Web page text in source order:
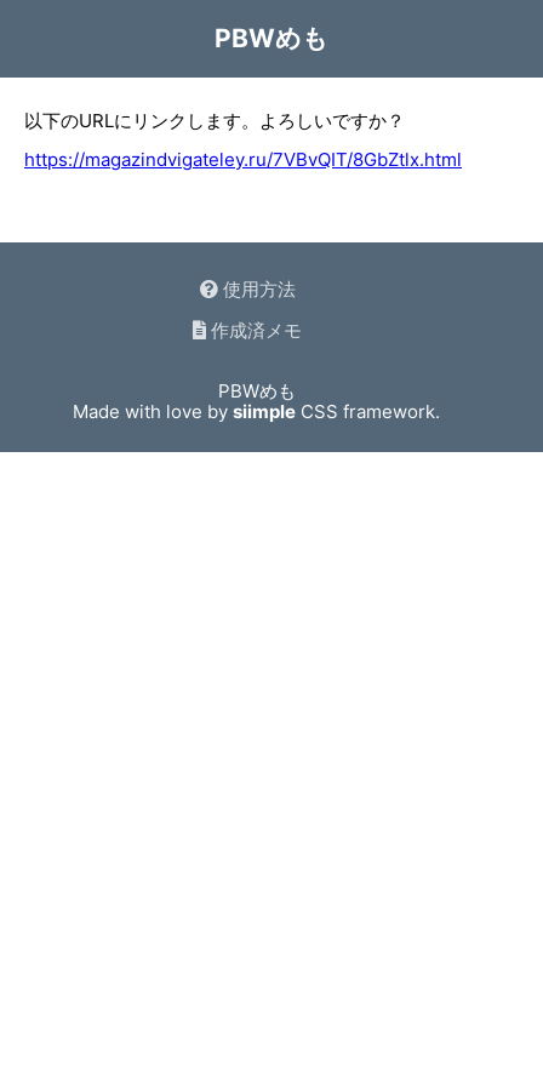
PBWめも
以下のURLにリンクします。よろしいですか？
https://magazindvigateley.ru/7VBvQIT/8GbZtlx.html
使用方法
作成済メモ
PBWめも
Made with love bysiimple CSS framework.